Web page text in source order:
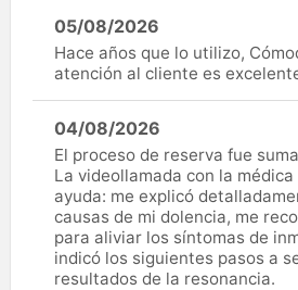
05/08/2026
Hace años que lo utilizo,
atención al cliente es
04/08/2026
El proceso de reserva fue
La videollamada con la
ayuda: me explicó
causas de mi dolencia, me
para aliviar los síntomas de
indicó los siguientes pasos a
resultados de la resonancia.